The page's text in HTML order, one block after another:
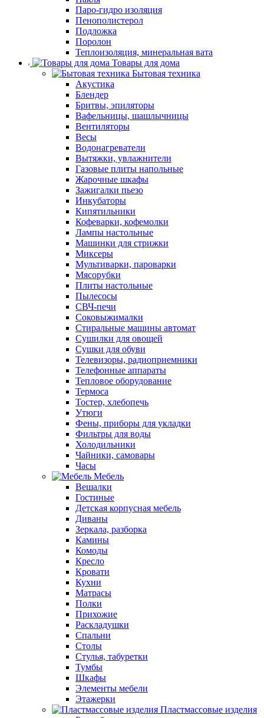
Паро-гидро изоляция
Пенополистерол
Подложка
Поролон
Теплоизоляция, минеральная вата
Товары для дома
Бытовая техника
Акустика
Блендер
Бритвы, эпиляторы
Вафельницы, шашлычницы
Вентиляторы
Весы
Водонагреватели
Вытяжки, увлажнители
Газовые плиты напольные
Жарочные шкафы
Зажигалки пьезо
Инкубаторы
Кипятильники
Кофеварки, кофемолки
Лампы настольные
Машинки для стрижки
Миксеры
Мультиварки, пароварки
Мясорубки
Плиты настольные
Пылесосы
СВЧ-печи
Соковыжималки
Стиральные машины автомат
Сушилки для овощей
Сушки для обуви
Телевизоры, радиоприемники
Телефонные аппараты
Тепловое оборудование
Термоса
Тостер, хлебопечь
Утюги
Фены, приборы для укладки
Фильтры для воды
Холодильники
Чайники, самовары
Часы
Мебель
Вешалки
Гостиные
Детская корпусная мебель
Диваны
Зеркала, разборка
Камины
Комоды
Кресло
Кровати
Кухни
Матрасы
Полки
Прихожие
Раскладушки
Спальни
Столы
Стулья, табуретки
Тумбы
Шкафы
Элементы мебели
Этажерки
Пластмассовые изделия